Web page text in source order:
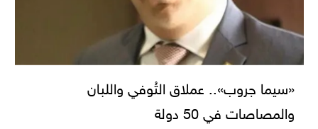
«سيما جروب».. عملاق التُوفي واللبان
والمصاصات في 50 دولة